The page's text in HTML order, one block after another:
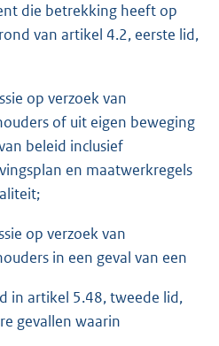
die betrekking heeft op
van artikel 4.2, eerste lid,
op verzoek van
of uit eigen beweging
beleid inclusief
en maatwerkregels
op verzoek van
in een geval van een
in artikel 5.48, tweede lid,
gevallen waarin